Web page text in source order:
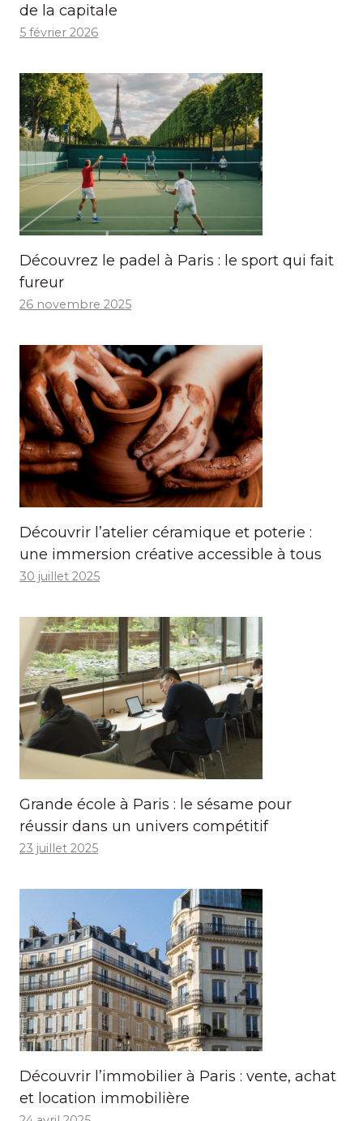
de la capitale
5 février 2026
Découvrez le padel à Paris : le sport qui fait
fureur
26 novembre 2025
Découvrir l’atelier céramique et poterie :
une immersion créative accessible à tous
30 juillet 2025
Grande école à Paris : le sésame pour
réussir dans un univers compétitif
23 juillet 2025
Découvrir l’immobilier à Paris : vente, achat
et location immobilière